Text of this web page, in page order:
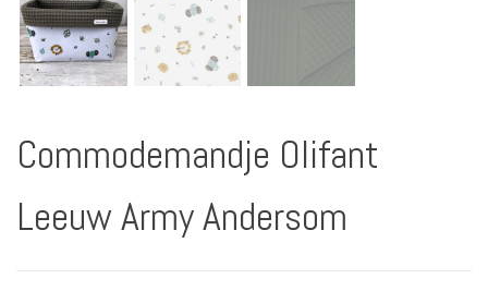
Commodemandje Olifant
Leeuw Army Andersom